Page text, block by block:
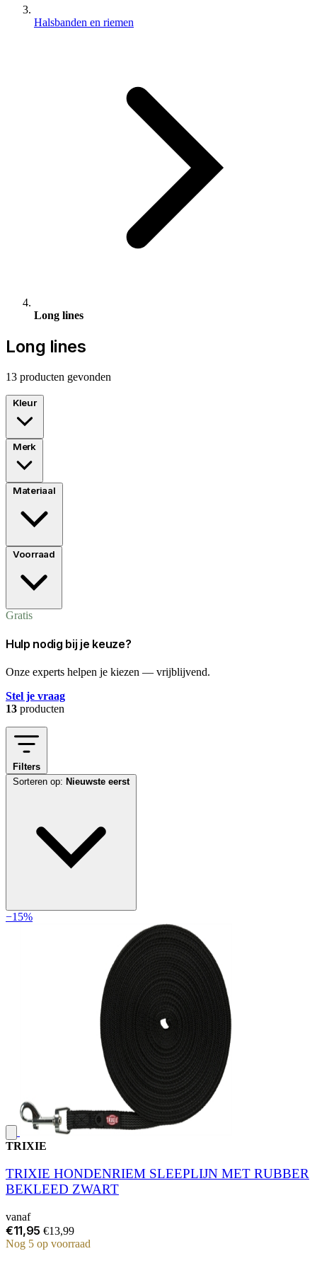
Halsbanden en riemen
Long lines
Long lines
13 producten gevonden
Kleur
Merk
Materiaal
Voorraad
Gratis
Hulp nodig bij je keuze?
Onze experts helpen je kiezen — vrijblijvend.
Stel je vraag
13 producten
Filters
Sorteren op: Nieuwste eerst
−15%
TRIXIE
TRIXIE HONDENRIEM SLEEPLIJN MET RUBBER
BEKLEED ZWART
vanaf
€11,95 €13,99
Nog 5 op voorraad